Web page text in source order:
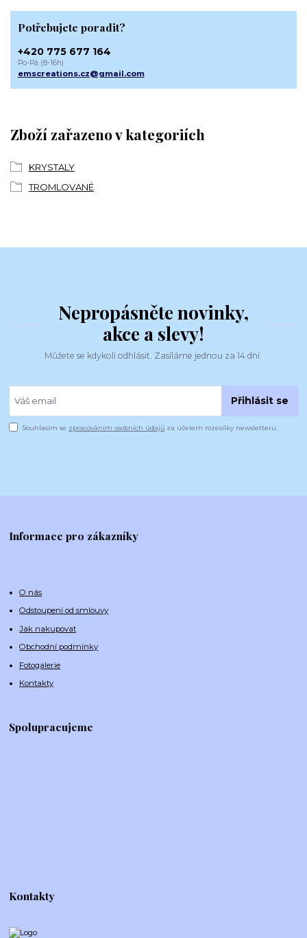
Zboží zařazeno v kategoriích
KRYSTALY
TROMLOVANÉ
Potřebujete poradit?
+420 775 677 164
Po-Pá (8-16h)
emscreations.cz@gmail.com
Nepropásněte novinky,
akce a slevy!
Můžete se kdykoli odhlásit. Zasíláme jednou za 14 dní.
Přihlásit se
Souhlasím se zpracováním osobních údajů za účelem rozesílky newsletteru.
Informace pro zákazníky
O nás
Odstoupení od smlouvy
Jak nakupovat
Obchodní podmínky
Fotogalerie
Kontakty
Spolupracujeme
Kontakty